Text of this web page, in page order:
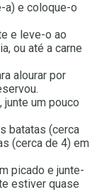
a) e coloque-o
e leve-o ao
ou até a carne
alourar por
um pouco
batatas (cerca
(cerca de 4) em
picado e junte-
estiver quase